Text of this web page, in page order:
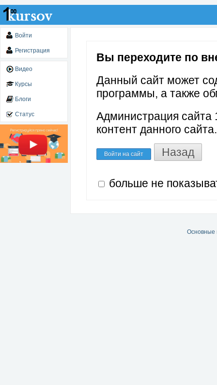
Войти
Регистрация
Видео
Курсы
Блоги
Статус
Вы переходите по
Данный сайт может
программы, а также
Администрация сайта
контент данного сайта.
Войти на сайт Назад
больше не
Основные